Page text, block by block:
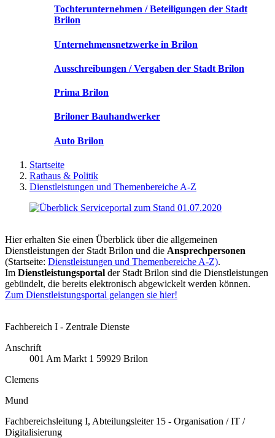
Tochterunternehmen / Beteiligungen der Stadt
Brilon
Unternehmensnetzwerke in Brilon
Ausschreibungen / Vergaben der Stadt Brilon
Prima Brilon
Briloner Bauhandwerker
Auto Brilon
Startseite
Rathaus & Politik
Dienstleistungen und Themenbereiche A-Z
Hier erhalten Sie einen Überblick über die allgemeinen
Dienstleistungen der Stadt Brilon und die Ansprechpersonen
(Startseite: Dienstleistungen und Themenbereiche A-Z).
Im Dienstleistungsportal der Stadt Brilon sind die Dienstleistungen
gebündelt, die bereits elektronisch abgewickelt werden können.
Zum Dienstleistungsportal gelangen sie hier!
Fachbereich I - Zentrale Dienste
Anschrift
001 Am Markt 1 59929 Brilon
Clemens
Mund
Fachbereichsleitung I, Abteilungsleiter 15 - Organisation / IT /
Digitalisierung